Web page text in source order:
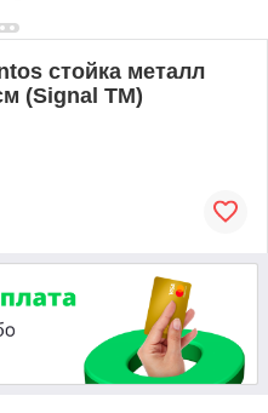
стойка металл
(Signal ТМ)